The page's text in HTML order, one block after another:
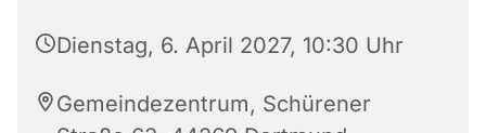
Dienstag, 6. April 2027, 10:30 Uhr
Gemeindezentrum, Schürener